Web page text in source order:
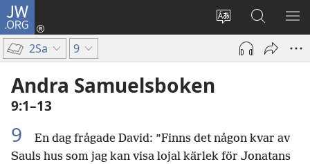
JW.ORG
Ändra
webbplatsens
språk
Logga
(öppnar
Sök
på
jw.org
2Sa 9
Andra Samuelsboken
9:1–13
9
En dag frågade David: ”Finns det någon kvar av
Sauls hus som jag kan visa lojal kärlek för Jonatans